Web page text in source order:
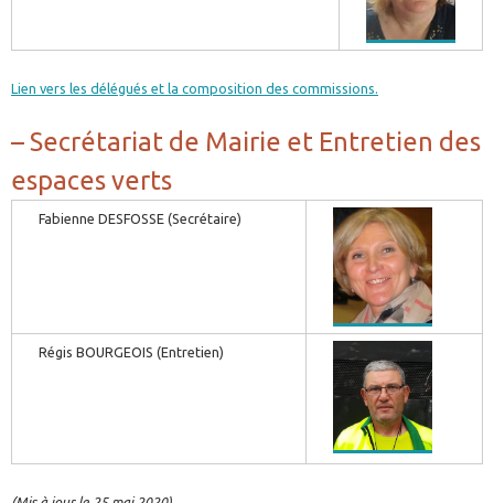
Lien vers les délégués et la composition des commissions.
– Secrétariat de Mairie et Entretien des
espaces verts
Fabienne DESFOSSE (Secrétaire)
Régis BOURGEOIS (Entretien)